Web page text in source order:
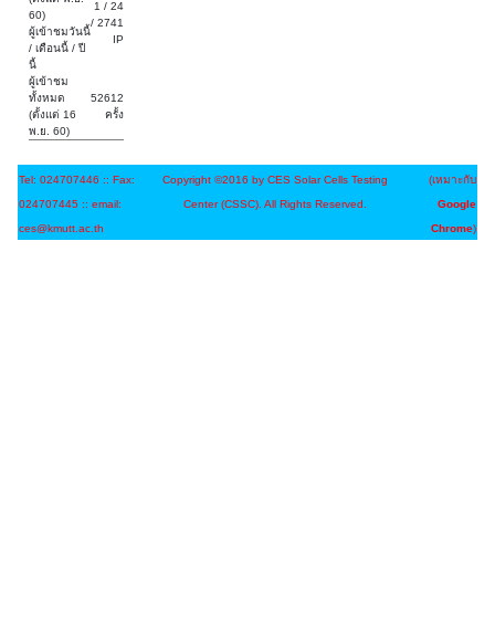
60)
ผู้เข้าชมวันนี้
/ เดือนนี้ / ปี
นี้
1 / 24
/ 2741
IP
ผู้เข้าชม
ทั้งหมด
(ตั้งแต่ 16
พ.ย. 60)
52612
ครั้ง
Tel: 024707446 :: Fax:
024707445 :: email:
ces@kmutt.ac.th
Copyright ©2016 by CES Solar Cells Testing
Center (CSSC). All Rights Reserved.
(เหมาะกับ
Google
Chrome)